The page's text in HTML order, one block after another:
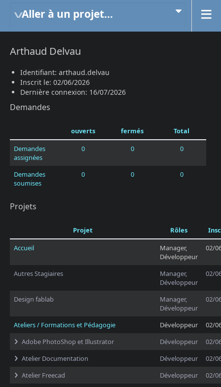
Aller à un projet...
Arthaud Delvau
Identifiant: arthaud.delvau
Inscrit le: 02/06/2026
Dernière connexion: 16/07/2026
Demandes
ouverts fermés
Total
Demandes
assignées
0 0 0
Demandes
soumises
0 0 0
Projets
Projet Rôles
Accueil
Manager,
Développeur
02/
Autres Stagiaires
Manager,
Développeur
02/
Design fablab
Manager,
Développeur
02/
Ateliers / Formations et Pédagogie Développeur
02/
Adobe PhotoShop et Illustrator
Développeur
02/
Atelier Documentation
Développeur
02/
Atelier Freecad
Développeur
02/